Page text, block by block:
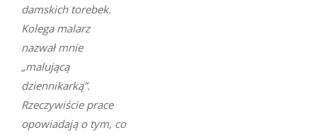
damskich torebek.
Kolega malarz
nazwał mnie
„malującą
dziennikarką”.
Rzeczywiście prace
opowiadają o tym, co